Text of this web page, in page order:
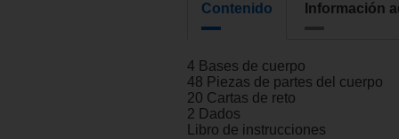
Contenido Información
4 Bases de cuerpo
48 Piezas de partes del cuerpo
20 Cartas de reto
2 Dados
Libro de instrucciones